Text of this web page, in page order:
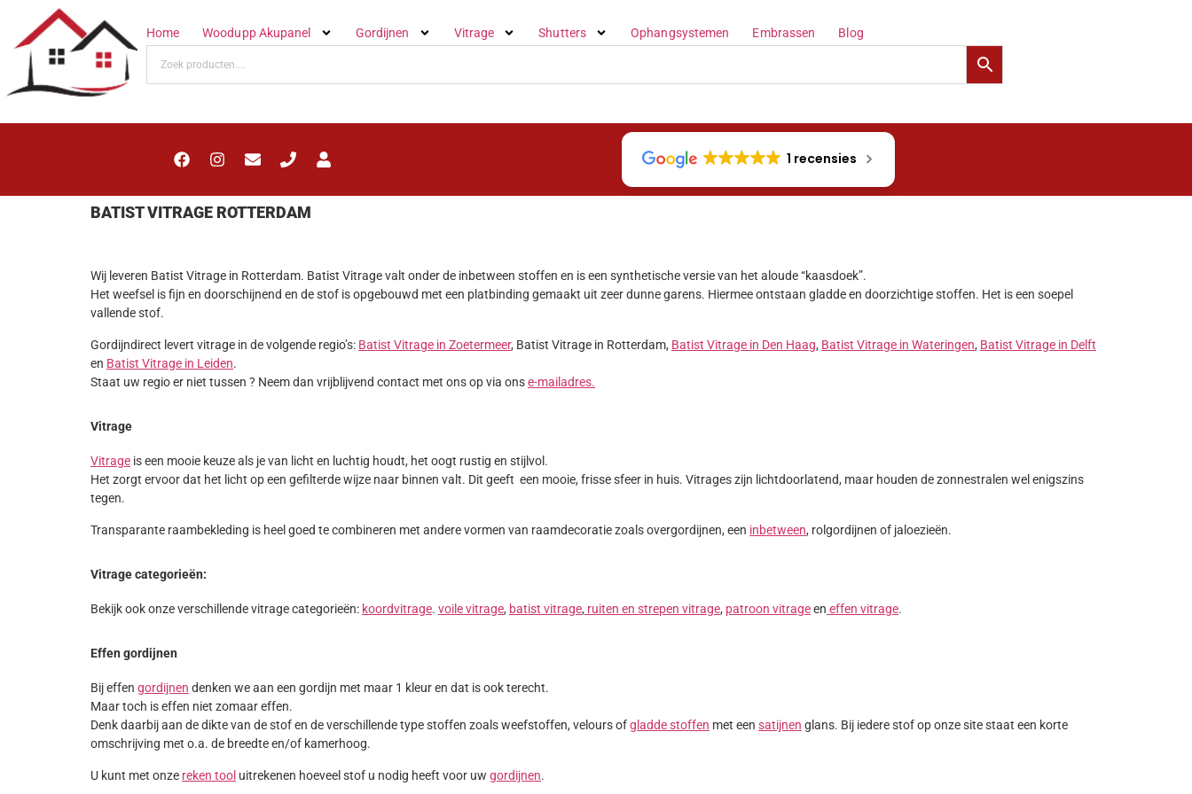
Home Woodupp Akupanel Gordijnen Vitrage Shutters Ophangsystemen Embrassen Blog
1 recensies
BATIST VITRAGE ROTTERDAM
Wij leveren Batist Vitrage in Rotterdam. Batist Vitrage valt onder de inbetween stoffen en is een synthetische versie van het aloude “kaasdoek”.
Het weefsel is fijn en doorschijnend en de stof is opgebouwd met een platbinding gemaakt uit zeer dunne garens. Hiermee ontstaan gladde en doorzichtige stoffen. Het is een soepel
vallende stof.
Gordijndirect levert vitrage in de volgende regio’s: Batist Vitrage in Zoetermeer, Batist Vitrage in Rotterdam, Batist Vitrage in Den Haag, Batist Vitrage in Wateringen, Batist Vitrage in Delft
en Batist Vitrage in Leiden.
Staat uw regio er niet tussen ? Neem dan vrijblijvend contact met ons op via onse-mailadres.
Vitrage
Vitrage is een mooie keuze als je van licht en luchtig houdt, het oogt rustig en stijlvol.
Het zorgt ervoor dat het licht op een gefilterde wijze naar binnen valt. Dit geeft een mooie, frisse sfeer in huis. Vitrages zijn lichtdoorlatend, maar houden de zonnestralen wel enigszins
tegen.
Transparante raambekleding is heel goed te combineren met andere vormen van raamdecoratie zoals overgordijnen, een inbetween, rolgordijnen of jaloezieën.
Vitrage categorieën:
Bekijk ook onze verschillende vitrage categorieën: koordvitrage. voile vitrage, batist vitrage, ruiten en strepen vitrage, patroon vitrageen effen vitrage.
Effen gordijnen
Bij effen gordijnen denken we aan een gordijn met maar 1 kleur en dat is ook terecht.
Maar toch is effen niet zomaar effen.
Denk daarbij aan de dikte van de stof en de verschillende type stoffen zoals weefstoffen, velours ofgladde stoffen met een satijnen glans. Bij iedere stof op onze site staat een korte
omschrijving met o.a. de breedte en/of kamerhoog.
U kunt met onze reken tool uitrekenen hoeveel stof u nodig heeft voor uw gordijnen.